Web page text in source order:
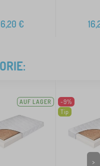
€
AUF LAGER
-9%
Tip
>